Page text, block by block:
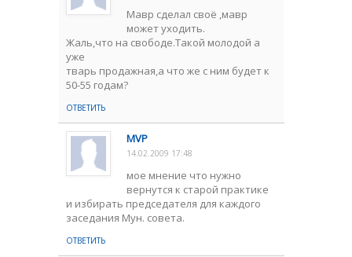
Мавр сделал своё ,мавр
может уходить.
Жаль,что на свободе.Такой молодой а
уже
тварь продажная,а что же с ним будет к
50-55 годам?
ОТВЕТИТЬ
MVP
14.02.2009 17:48
мое мнение что нужно
вернутся к старой практике
и избирать председателя для каждого
заседания Мун. совета.
ОТВЕТИТЬ